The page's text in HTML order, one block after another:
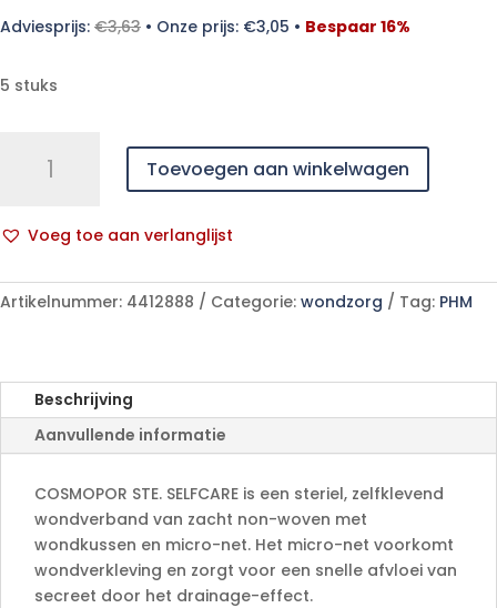
Adviesprijs: €3,63 • Onze prijs: €3,05 • Bespaar 16%
5 stuks
p/s
Toevoegen aan winkelwagen
Voeg toe aan verlanglijst
l
t
n
a
Artikelnummer: 4412888 Categorie: wondzorg Tag: PHM
Beschrijving
Aanvullende informatie
COSMOPOR STE. SELFCARE is een steriel, zelfklevend
wondverband van zacht non-woven met
wondkussen en micro-net. Het micro-net voorkomt
wondverkleving en zorgt voor een snelle afvloei van
secreet door het drainage-effect.